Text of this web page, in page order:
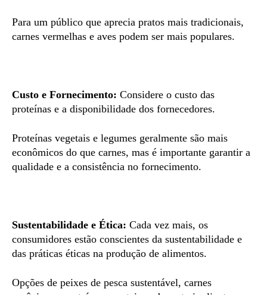
Para um público que aprecia pratos mais tradicionais,
carnes vermelhas e aves podem ser mais populares.
Custo e Fornecimento: Considere o custo das
proteínas e a disponibilidade dos fornecedores.
Proteínas vegetais e legumes geralmente são mais
econômicos do que carnes, mas é importante garantir a
qualidade e a consistência no fornecimento.
Sustentabilidade e Ética: Cada vez mais, os
consumidores estão conscientes da sustentabilidade e
das práticas éticas na produção de alimentos.
Opções de peixes de pesca sustentável, carnes